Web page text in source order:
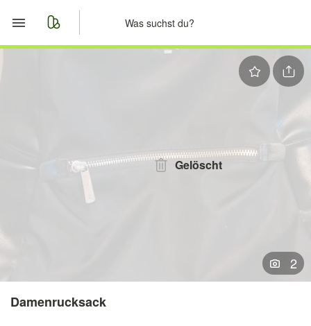
Anzeige aufgeben
Gelöscht
2
Damenrucksack